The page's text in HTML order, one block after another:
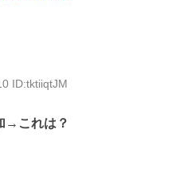
ID:tktiiqtJM
→これは？